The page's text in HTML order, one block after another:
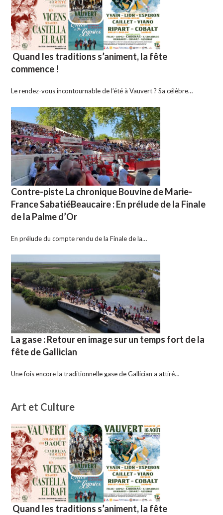
Quand les traditions s’animent, la fête
commence !
Le rendez-vous incontournable de l’été à Vauvert ? Sa célèbre…
Contre-piste La chronique Bouvine de Marie-
France SabatiéBeaucaire : En prélude de la Finale
de la Palme d’Or
En prélude du compte rendu de la Finale de la…
La gase : Retour en image sur un temps fort de la
fête de Gallician
Une fois encore la traditionnelle gase de Gallician a attiré…
Art et Culture
Quand les traditions s’animent, la fête